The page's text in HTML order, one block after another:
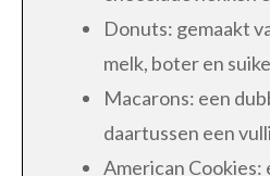
Donuts: gemaakt
melk, boter en
Macarons: een
daartussen een
American Cookies: